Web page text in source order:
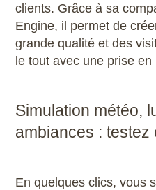
clients. Grâce à sa
Engine, il permet de
grande qualité et des
le tout avec une prise
Simulation météo,
ambiances : testez
En quelques clics, vous